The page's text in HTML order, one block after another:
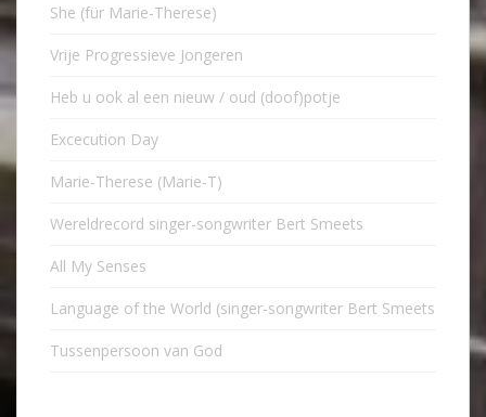
She (für Marie-Therese)
Vrije Progressieve Jongeren
Heb u ook al een nieuw / oud (doof)potje
Excecution Day
Marie-Therese (Marie-T)
Wereldrecord singer-songwriter Bert Smeets
All My Senses
Language of the World (singer-songwriter Bert Smeets
Tussenpersoon van God